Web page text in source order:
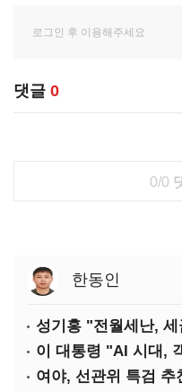
댓글 0
0/0
한동인
여야, 선관위 특검 추